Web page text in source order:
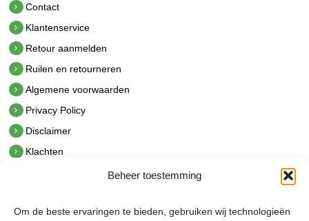
Beheer toestemming
Om de beste ervaringen te bieden, gebruiken wij technologieën
Contact
Klantenservice
Retour aanmelden
Ruilen en retourneren
Algemene voorwaarden
Privacy Policy
Disclaimer
Klachten
hetindustriehuis B.V.